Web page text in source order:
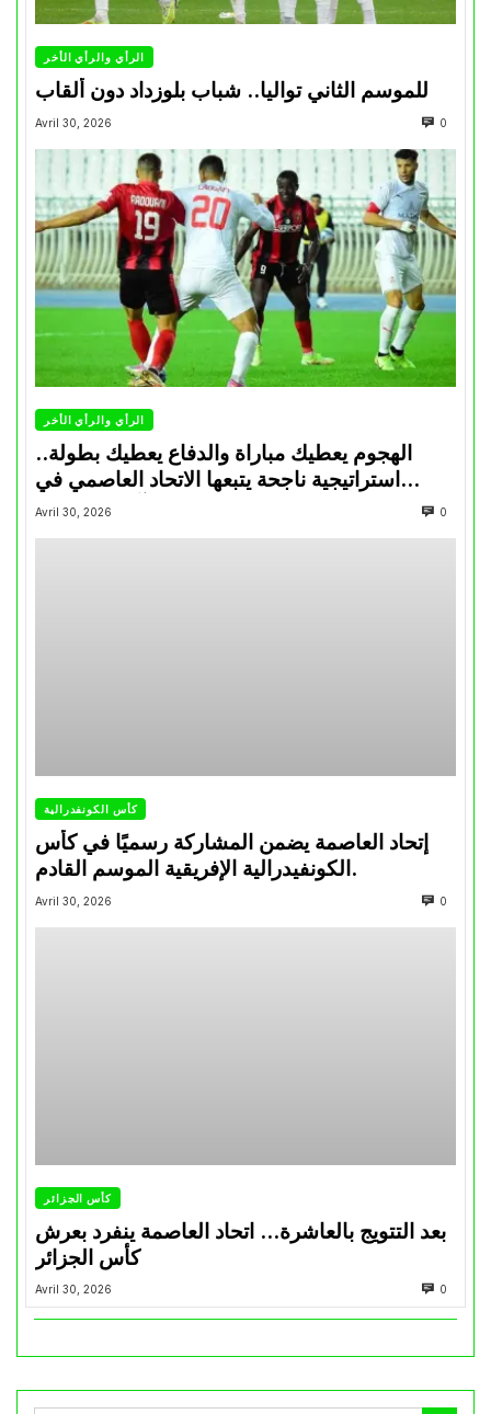
الرأي والرأي الأخر
للموسم الثاني تواليا.. شباب بلوزداد دون ألقاب
Avril 30, 2026 0
الرأي والرأي الأخر
الهجوم يعطيك مباراة والدفاع يعطيك بطولة..
استراتيجية ناجحة يتبعها الاتحاد العاصمي في
تتويجاته آخر السنوات
Avril 30, 2026 0
كأس الكونفدرالية
إتحاد العاصمة يضمن المشاركة رسميًا في كأس
الكونفيدرالية الإفريقية الموسم القادم.
Avril 30, 2026 0
كأس الجزائر
بعد التتويج بالعاشرة… اتحاد العاصمة ينفرد بعرش
كأس الجزائر
Avril 30, 2026 0